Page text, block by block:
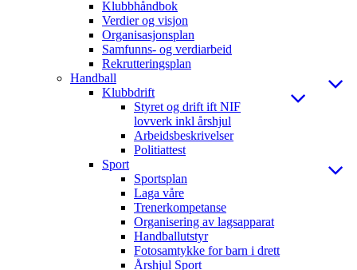
Klubbhåndbok
Verdier og visjon
Organisasjonsplan
Samfunns- og verdiarbeid
Rekrutteringsplan
Handball
Klubbdrift
Styret og drift ift NIF
lovverk inkl årshjul
Arbeidsbeskrivelser
Politiattest
Sport
Sportsplan
Laga våre
Trenerkompetanse
Organisering av lagsapparat
Handballutstyr
Fotosamtykke for barn i drett
Årshjul Sport